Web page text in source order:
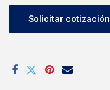
Solicitar cotización